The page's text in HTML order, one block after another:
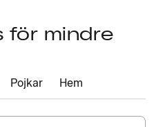
för mindre
Pojkar Hem